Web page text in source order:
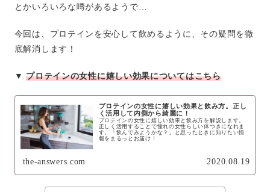
とかいろいろな噂があるようで…
今回は、プロテインを安心して飲めるように、その疑問を徹
底解消します！
▼プロテインの女性に嬉しい効果についてはこちら
プロテインの女性に嬉しい効果と飲み方。正し
く活用して内側から綺麗に！
プロテインの女性に嬉しい効果と飲み方を解説します。
正しく活用することで憧れの女性らしい体つきになれま
す。「飲んでみようかな？」と思ったときに知りたい情
報をまるっとお届け！
the-answers.com 2020.08.19